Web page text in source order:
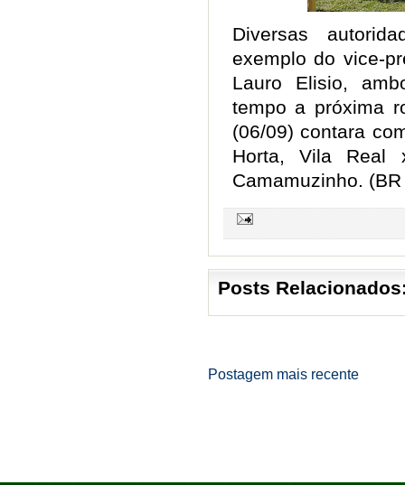
Diversas
exemplo do vice-
Lauro Elisio,
tempo a próxima
(06/09) contara
Horta, Vila Real
Camamuzinho.
Posts
Postagem mais recente